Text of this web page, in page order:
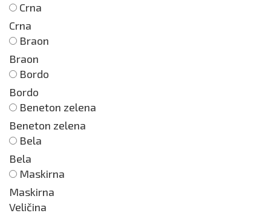
Crna
Crna
Braon
Braon
Bordo
Bordo
Beneton zelena
Beneton zelena
Bela
Bela
Maskirna
Maskirna
Veličina